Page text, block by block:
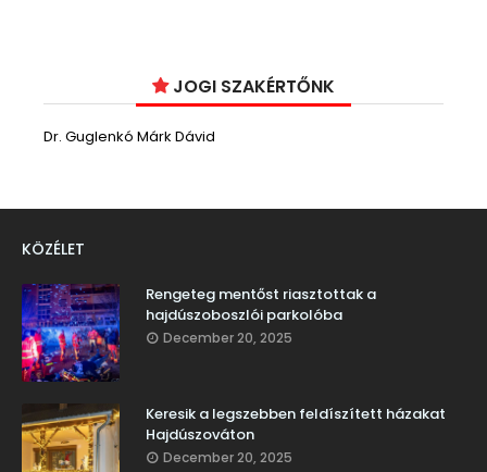
JOGI SZAKÉRTŐNK
Dr. Guglenkó Márk Dávid
KÖZÉLET
Rengeteg mentőst riasztottak a
hajdúszoboszlói parkolóba
December 20, 2025
Keresik a legszebben feldíszített házakat
Hajdúszováton
December 20, 2025